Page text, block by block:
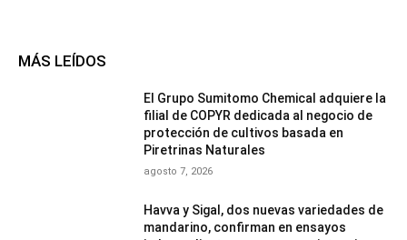
MÁS LEÍDOS
El Grupo Sumitomo Chemical adquiere la
filial de COPYR dedicada al negocio de
protección de cultivos basada en
Piretrinas Naturales
agosto 7, 2026
Havva y Sigal, dos nuevas variedades de
mandarino, confirman en ensayos